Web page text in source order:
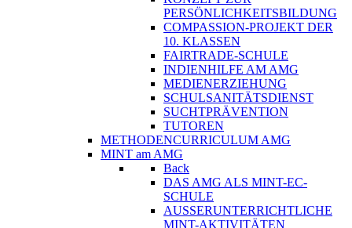
PERSÖNLICHKEITSBILDUNG
COMPASSION-PROJEKT DER
10. KLASSEN
FAIRTRADE-SCHULE
INDIENHILFE AM AMG
MEDIENERZIEHUNG
SCHULSANITÄTSDIENST
SUCHTPRÄVENTION
TUTOREN
METHODENCURRICULUM AMG
MINT am AMG
Back
DAS AMG ALS MINT-EC-
SCHULE
AUSSERUNTERRICHTLICHE
MINT-AKTIVITÄTEN